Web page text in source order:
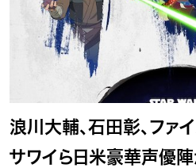
浪川大輔、石田彰、ファ
サワイら日米豪華声優陣